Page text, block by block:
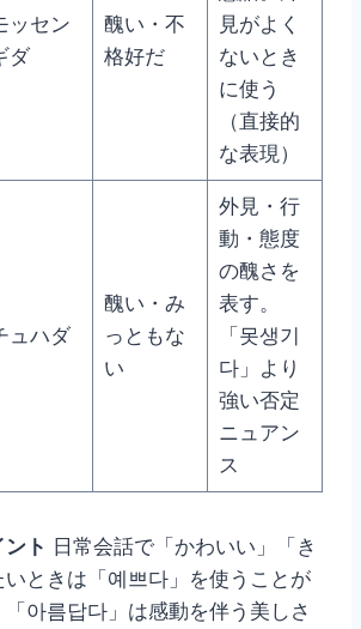
ッセン
ダ
醜い・不
格好だ
見がよく
ないとき
に使う
（直接的
な表現）
ュハダ
醜い・み
っともな
い
外見・行
動・態度
の醜さを
表す。
「못생기
다」より
強い否定
ニュアン
ス
ト 日常会話で「かわいい」「き
ときは「예쁘다」を使うことが
아름답다」は感動を伴う美しさ